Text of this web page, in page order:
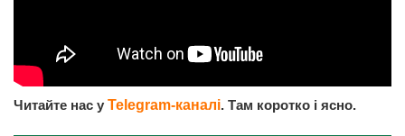
Читайте нас у Telegram-каналі. Там коротко і ясно.